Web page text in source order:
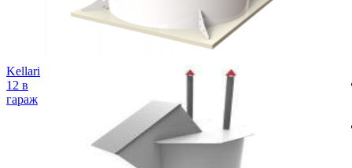
Kellari
12 в
гараж